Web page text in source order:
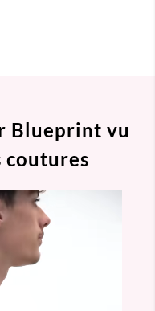
Blueprint vu
coutures